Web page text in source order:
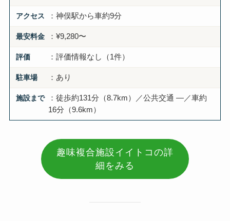
アクセス ：神俣駅から車約9分
最安料金 ：¥9,280〜
評価 ：評価情報なし（1件）
駐車場 ：あり
施設まで
：徒歩約131分（8.7km）／公共交通 —／車約
16分（9.6km）
趣味複合施設イイトコの詳
細をみる